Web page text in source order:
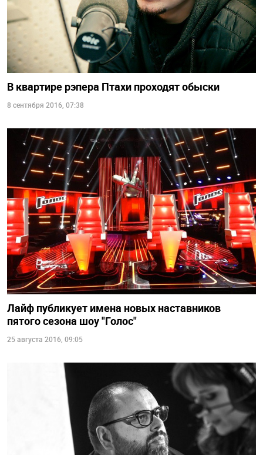
В квартире рэпера Птахи проходят обыски
8 сентября 2016, 07:38
Лайф публикует имена новых наставников
пятого сезона шоу "Голос"
25 августа 2016, 09:05